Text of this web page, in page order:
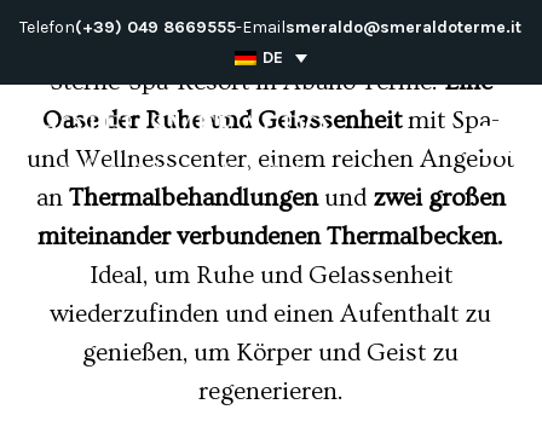
Zum
springen
Telefon(+39) 049 8669555-Emailsmeraldo@smeraldoterme.it
DE
Das Hotel Smeraldo ist ein elegantes 3-
Sterne-Spa-Resort in Abano Terme.Eine
Oase der Ruhe und Gelassenheitmit Spa-
und Wellnesscenter, einem reichen Angebot
an Thermalbehandlungenund zwei großen
miteinander verbundenen Thermalbecken.
Ideal, um Ruhe und Gelassenheit
wiederzufinden und einen Aufenthalt zu
genießen, um Körper und Geist zu
regenerieren.